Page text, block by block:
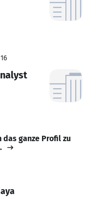
das ganze Profil zu